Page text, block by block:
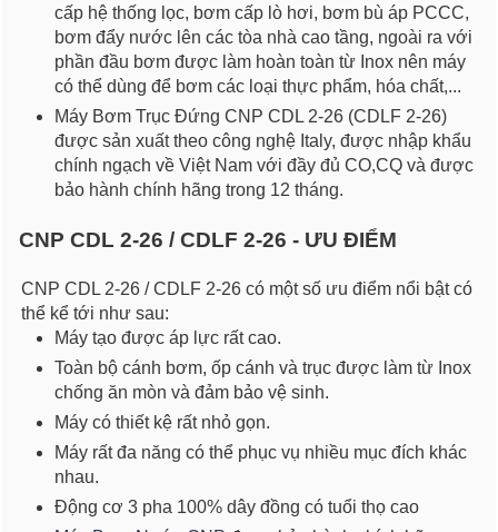
cấp hệ thống lọc, bơm cấp lò hơi, bơm bù áp PCCC,
bơm đẩy nước lên các tòa nhà cao tầng, ngoài ra với
phần đầu bơm được làm hoàn toàn từ Inox nên máy
có thể dùng để bơm các loại thực phẩm, hóa chất,...
Máy Bơm Trục Đứng CNP CDL 2-26 (CDLF 2-26)
được sản xuất theo công nghệ Italy, được nhập khẩu
chính ngạch về Việt Nam với đầy đủ CO,CQ và được
bảo hành chính hãng trong 12 tháng.
CNP CDL 2-26 / CDLF 2-26 - ƯU ĐIỂM
CNP CDL 2-26 / CDLF 2-26 có một số ưu điểm nổi bật có
thể kể tới như sau:
Máy tạo được áp lực rất cao.
Toàn bộ cánh bơm, ốp cánh và trục được làm từ Inox
chống ăn mòn và đảm bảo vệ sinh.
Máy có thiết kệ rất nhỏ gọn.
Máy rất đa năng có thể phục vụ nhiều mục đích khác
nhau.
Động cơ 3 pha 100% dây đồng có tuổi thọ cao